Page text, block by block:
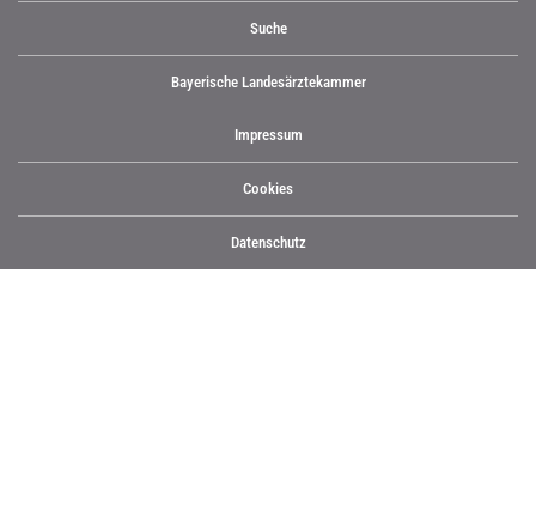
Suche
Bayerische Landesärztekammer
Impressum
Cookies
Datenschutz